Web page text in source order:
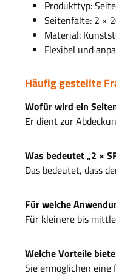
Produkttyp:
Seitenfalte: 2 ×
Material:
Flexibel und
Häufig gestellte
Wofür wird ein
Er dient zur
Was bedeutet „2 ×
Das bedeutet, dass
Für welche
Für kleinere bis
Welche Vorteile
Sie ermöglichen eine